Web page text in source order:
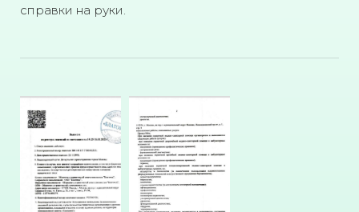
справки на руки.